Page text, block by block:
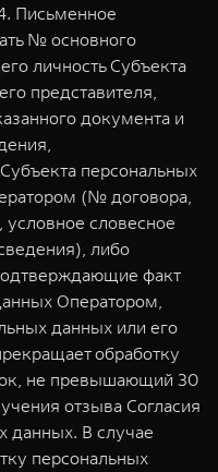
Письменное
№ основного
личность Субъекта
представителя,
документа и
персональных
(№ договора,
условное словесное
либо
факт
Оператором,
данных или его
обработку
не превышающий 30
отзыва Согласия
данных. В случае
персональных